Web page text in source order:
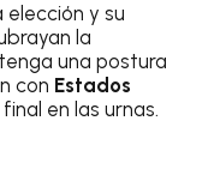
y su
la
una postura
con Estados
en las urnas.